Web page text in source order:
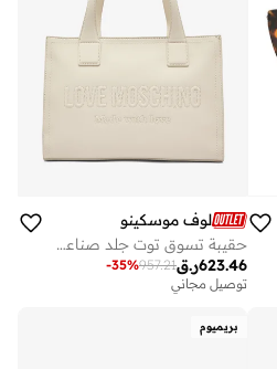
لوف موسكينو
حقيبة تسوق توت جلد صناعي بتوقيع الحب
ر.ق623.46
957.21
-35%
توصيل مجاني
بريميوم